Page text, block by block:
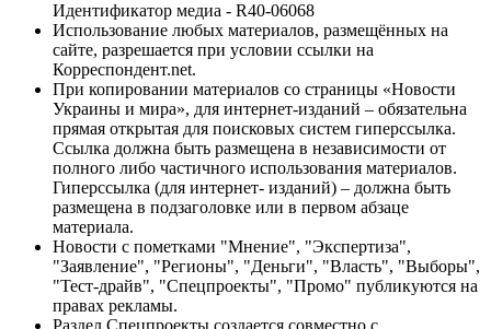
Идентификатор медиа - R40-06068
Использование любых материалов, размещённых на
сайте, разрешается при условии ссылки на
Корреспондент.net.
При копировании материалов со страницы «Новости
Украины и мира», для интернет-изданий – обязательна
прямая открытая для поисковых систем гиперссылка.
Ссылка должна быть размещена в независимости от
полного либо частичного использования материалов.
Гиперссылка (для интернет- изданий) – должна быть
размещена в подзаголовке или в первом абзаце
материала.
Новости с пометками "Мнение", "Экспертиза",
"Заявление", "Регионы", "Деньги", "Власть", "Выборы",
"Тест-драйв", "Спецпроекты", "Промо" публикуются на
правах рекламы.
Раздел Спецпроекты создается совместно с